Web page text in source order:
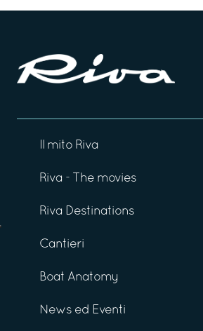
Il mito Riva
Riva - The movies
Riva Destinations
Cantieri
Boat Anatomy
News ed Eventi